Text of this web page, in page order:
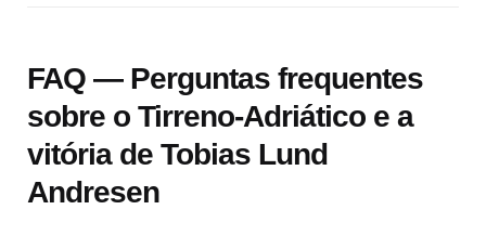
FAQ — Perguntas frequentes
sobre o Tirreno-Adriático e a
vitória de Tobias Lund
Andresen